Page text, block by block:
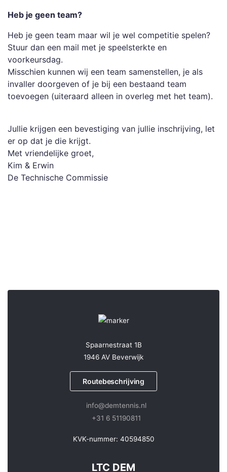
Heb je geen team?
Heb je geen team maar wil je wel competitie spelen?
Stuur dan een mail met je speelsterkte en
voorkeursdag.
Misschien kunnen wij een team samenstellen, je als
invaller doorgeven of je bij een bestaand team
toevoegen (uiteraard alleen in overleg met het team).
Jullie krijgen een bevestiging van jullie inschrijving, let
er op dat je die krijgt.
Met vriendelijke groet,
Kim & Erwin
De Technische Commissie
Spaarnestraat 1B
1946 AV Beverwijk
Routebeschrijving
info@demtennis.nl
+31 6 51190811
KVK-nummer: 40594850
LTC DEM